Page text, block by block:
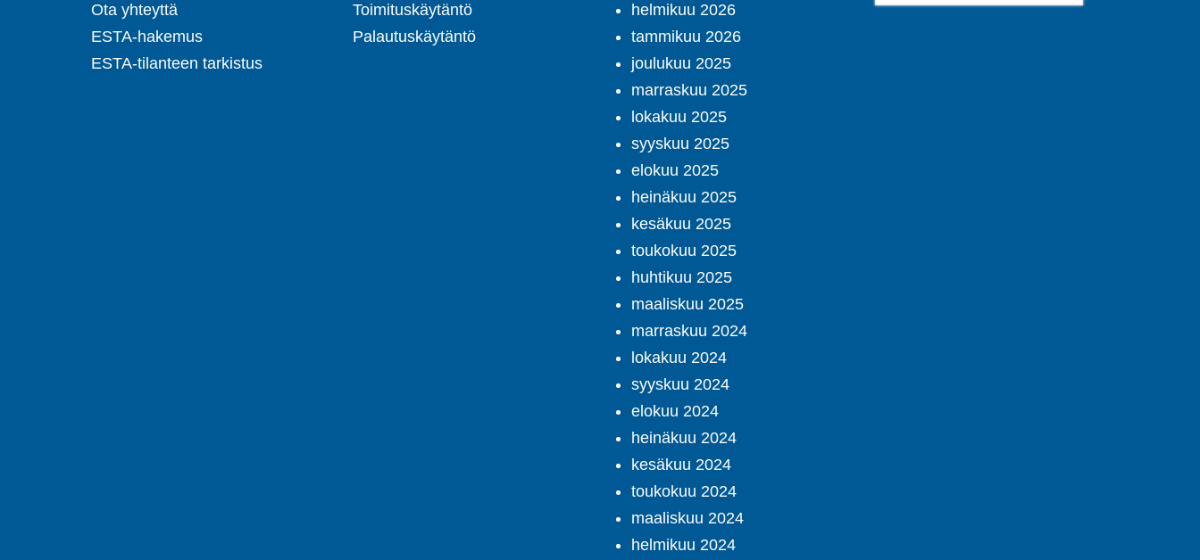
Ota yhteyttä
ESTA-hakemus
ESTA-tilanteen tarkistus
Toimituskäytäntö
Palautuskäytäntö
helmikuu 2026
tammikuu 2026
joulukuu 2025
marraskuu 2025
lokakuu 2025
syyskuu 2025
elokuu 2025
heinäkuu 2025
kesäkuu 2025
toukokuu 2025
huhtikuu 2025
maaliskuu 2025
marraskuu 2024
lokakuu 2024
syyskuu 2024
elokuu 2024
heinäkuu 2024
kesäkuu 2024
toukokuu 2024
maaliskuu 2024
helmikuu 2024
for: